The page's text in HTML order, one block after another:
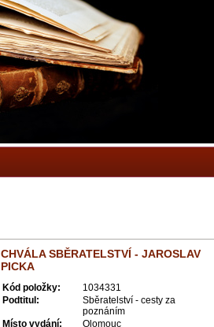
CHVÁLA SBĚRATELSTVÍ - JAROSLAV
PICKA
Kód položky:
1034331
Podtitul:
Sběratelství - cesty za
poznáním
Místo vydání:
Olomouc